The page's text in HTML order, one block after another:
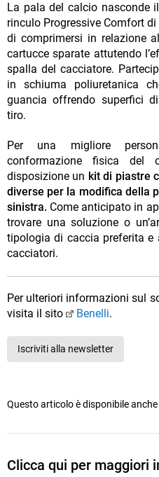
La pala del calcio nasconde
rinculo Progressive Comfort
di comprimersi in relazione
cartucce sparate attutendo
spalla del cacciatore.
in schiuma poliuretanica
guancia offrendo superfici
tiro.
Per una migliore
conformazione fisica del
disposizione un kit di piastre
diverse per la modifica della
sinistra. Come anticipato in
trovare una soluzione o
tipologia di caccia preferita e
cacciatori.
Per ulteriori informazioni sul
visita il sito
Benelli.
Iscriviti alla newsletter
Questo articolo è disponibile
Clicca qui per maggiori